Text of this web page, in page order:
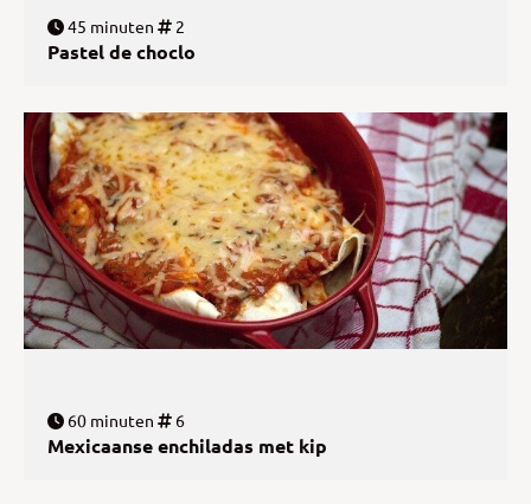
45 minuten 2
Pastel de choclo
60 minuten 6
Mexicaanse enchiladas met kip